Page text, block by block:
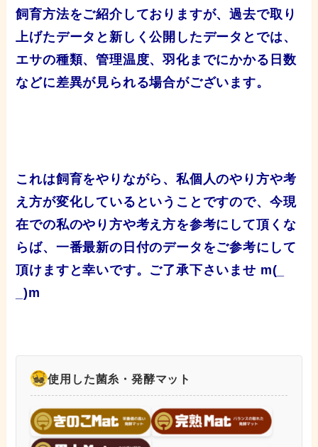
飼育方法をご紹介しておりますが、過去で取り
上げたデータと新しく公開したデータとでは、
エサの種類、管理温度、羽化までにかかる日数
などに差異が見られる場合がございます。
これは飼育をやりながら、私個人のやり方や考
え方が変化しているということですので、今現
在での私のやり方や考え方を参考にして頂くな
らば、一番最新の日付のデータをご参考にして
頂けますと幸いです。ご了承下さいませ m(_
_)m
使用した菌糸・発酵マット